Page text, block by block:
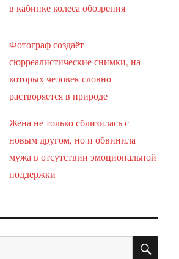
в кабинке колеса обозрения
Фотограф создаёт
сюрреалистические снимки, на
которых человек словно
растворяется в природе
Жена не только сблизилась с
новым другом, но и обвинила
мужа в отсутствии эмоциональной
поддержки